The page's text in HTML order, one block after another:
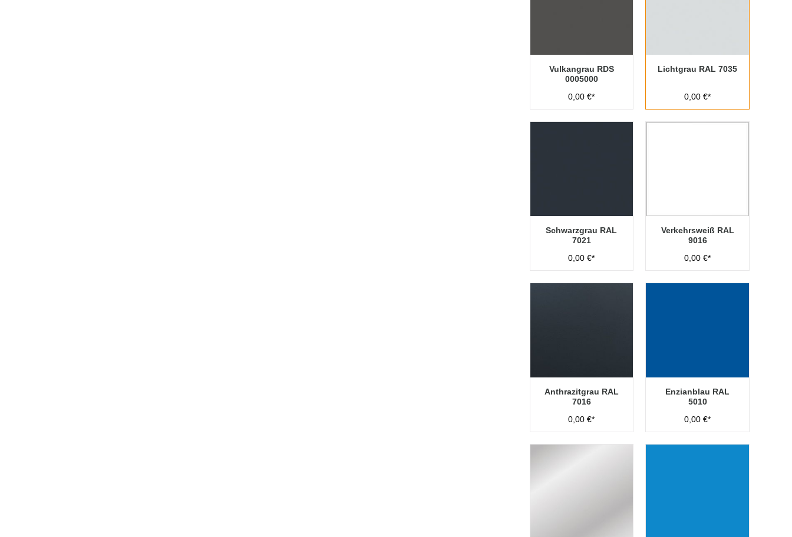
Vulkangrau RDS
0005000
0,00 €*
Lichtgrau RAL 7035
0,00 €*
Schwarzgrau RAL
7021
0,00 €*
Verkehrsweiß RAL
9016
0,00 €*
Anthrazitgrau RAL
7016
0,00 €*
Enzianblau RAL
5010
0,00 €*